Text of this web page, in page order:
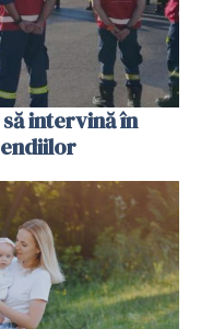
intervină în